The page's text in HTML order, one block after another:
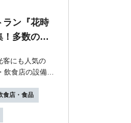
ラン『花時
多数のメ
客にも人気の
飲食店の設備機
食店・食品